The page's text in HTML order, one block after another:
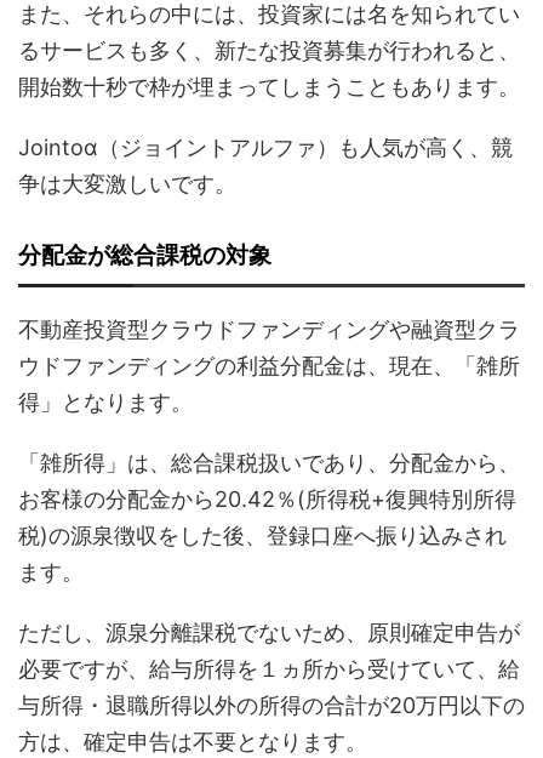
また、それらの中には、投資家には名を知られてい
るサービスも多く、新たな投資募集が行われると、
開始数十秒で枠が埋まってしまうこともあります。
Jointoα（ジョイントアルファ）も人気が高く、競
争は大変激しいです。
分配金が総合課税の対象
不動産投資型クラウドファンディングや融資型クラ
ウドファンディングの利益分配金は、現在、「雑所
得」となります。
「雑所得」は、総合課税扱いであり、分配金から、
お客様の分配金から20.42％(所得税+復興特別所得
税)の源泉徴収をした後、登録口座へ振り込みされ
ます。
ただし、源泉分離課税でないため、原則確定申告が
必要ですが、給与所得を１ヵ所から受けていて、給
与所得・退職所得以外の所得の合計が20万円以下の
方は、確定申告は不要となります。